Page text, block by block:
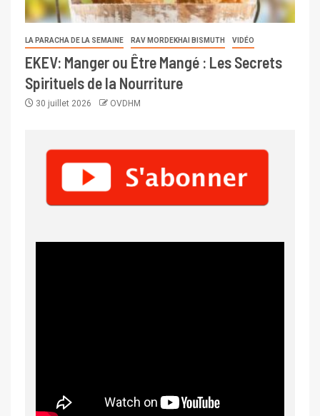
LA PARACHA DE LA SEMAINE RAV MORDEKHAI BISMUTH VIDÉO
EKEV: Manger ou Être Mangé : Les Secrets
Spirituels de la Nourriture
30 juillet 2026 OVDHM